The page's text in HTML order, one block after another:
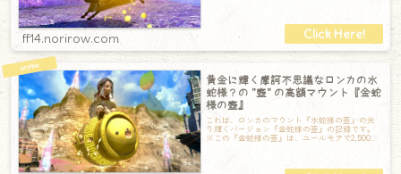
ff14.norirow.com
黄金に輝く摩訶不思議なロンカの水
蛇様？の "壺" の高額マウント『金蛇
様の壺』
これは、ロンカのマウント『水蛇様の壺』の光
り輝くバージョン『金蛇様の壺』の記録です。
※この『金蛇様の壺』は、ユールモアで2,500万